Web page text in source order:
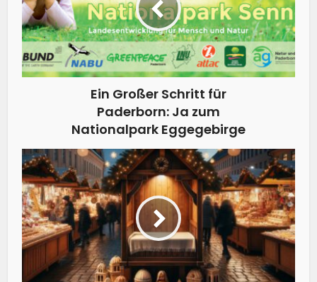
Ein Großer Schritt für
Paderborn: Ja zum
Nationalpark Eggegebirge